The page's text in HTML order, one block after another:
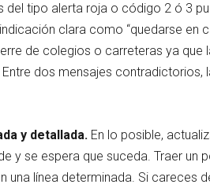
del tipo alerta roja o código 2 ó 3
clara como “quedarse en
de colegios o carreteras ya que
dos mensajes contradictorios,
y detallada. En lo posible,
y se espera que suceda. Traer
una línea determinada. Si careces